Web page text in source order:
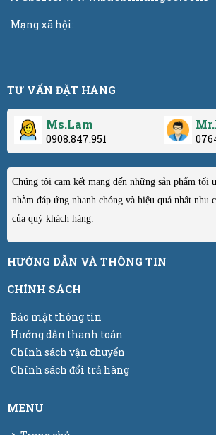
Mạng xã hội:
TƯ VẤN ĐẶT HÀNG
Ms.Lam
0908.847.951
Chúng tôi cam kết mang đến những sản phẩm tối
nhằm đáp ứng nhanh chóng và hiệu quả nhất nhu
của quý khách hàng.
HƯỚNG DẪN VÀ THÔNG TIN
CHÍNH SÁCH
Bảo mật thông tin
Hướng dẫn thanh toán
Chính sách vận chuyển
Chính sách đổi trả hàng
MENU